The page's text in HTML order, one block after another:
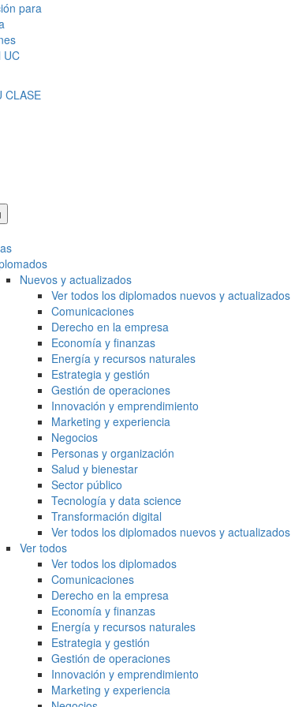
para
UC
CLASE
Nuevos y actualizados
Ver todos los diplomados nuevos y actualizados
Comunicaciones
Derecho en la empresa
Economía y finanzas
Energía y recursos naturales
Estrategia y gestión
Gestión de operaciones
Innovación y emprendimiento
Marketing y experiencia
Negocios
Personas y organización
Salud y bienestar
Sector público
Tecnología y data science
Transformación digital
Ver todos los diplomados nuevos y actualizados
Ver todos
Ver todos los diplomados
Comunicaciones
Derecho en la empresa
Economía y finanzas
Energía y recursos naturales
Estrategia y gestión
Gestión de operaciones
Innovación y emprendimiento
Marketing y experiencia